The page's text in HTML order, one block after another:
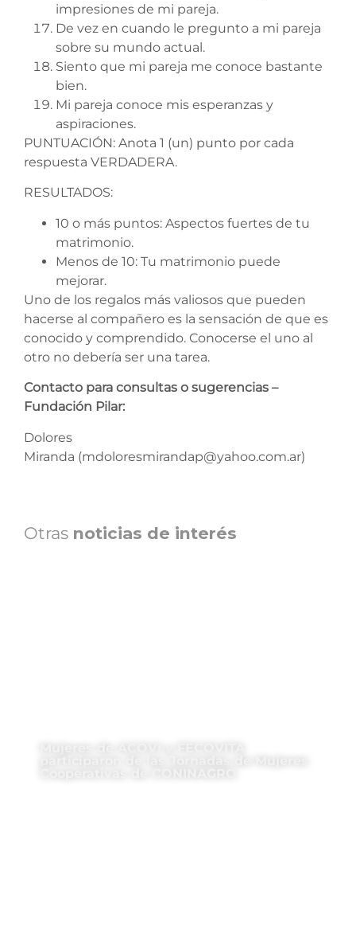
impresiones de mi pareja.
De vez en cuando le pregunto a mi pareja
sobre su mundo actual.
Siento que mi pareja me conoce bastante
bien.
Mi pareja conoce mis esperanzas y
aspiraciones.
PUNTUACIÓN: Anota 1 (un) punto por cada
respuesta VERDADERA.
RESULTADOS:
10 o más puntos: Aspectos fuertes de tu
matrimonio.
Menos de 10: Tu matrimonio puede
mejorar.
Uno de los regalos más valiosos que pueden
hacerse al compañero es la sensación de que es
conocido y comprendido. Conocerse el uno al
otro no debería ser una tarea.
Contacto para consultas o sugerencias –
Fundación Pilar:
Dolores
Miranda (mdoloresmirandap@yahoo.com.ar)
Otras noticias de interés